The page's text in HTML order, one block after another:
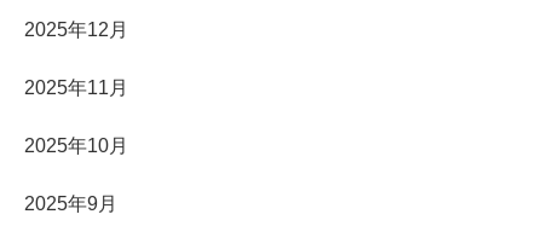
2025年12月
2025年11月
2025年10月
2025年9月